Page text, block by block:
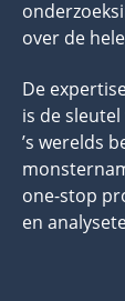
over de
De
is de
’s werelds
one-stop
en